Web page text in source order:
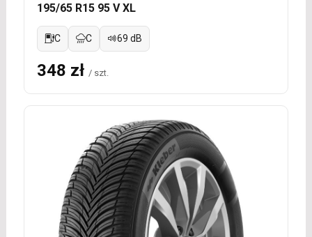
195/65 R15 95 V XL
C C 69 dB
348 zł / szt.